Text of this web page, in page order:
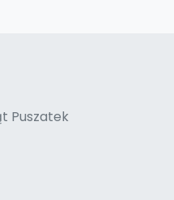
Puszatek